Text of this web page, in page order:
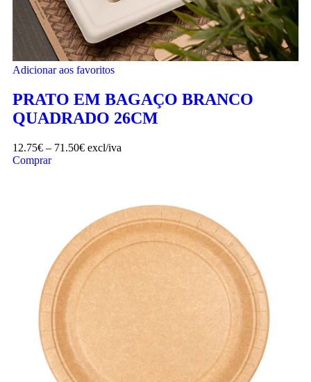
Adicionar aos favoritos
PRATO EM BAGAÇO BRANCO
QUADRADO 26CM
12.75€ – 71.50€ excl/iva
Comprar